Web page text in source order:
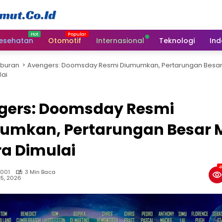
Otomotif Internasional Teknologi
Avengers: Doomsday Resmi Diumumkan, Pertarungan
Doomsday Resmi
Pertarungan Besar
Dimulai
3 Min Baca
2026